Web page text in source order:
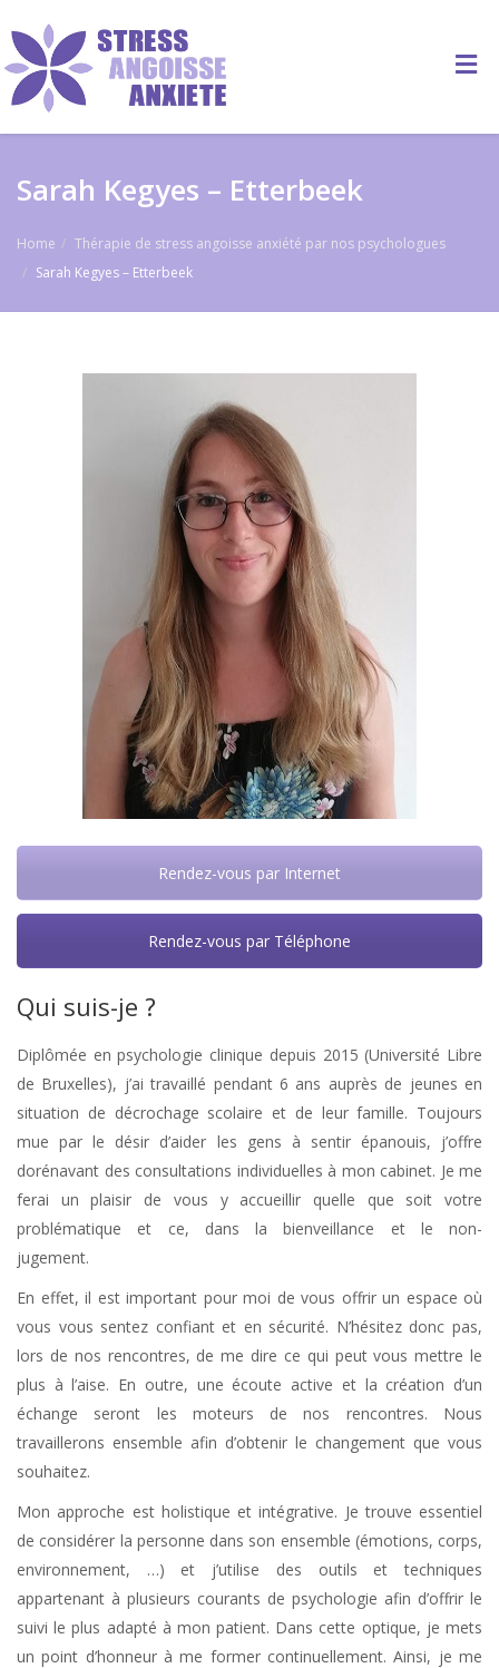
Sarah Kegyes – Etterbeek
Home
Thérapie de stress angoisse anxiété par nos psychologues
Sarah Kegyes – Etterbeek
Qui suis-je ?
Diplômée en psychologie clinique depuis 2015 (Université Libre
de Bruxelles), j’ai travaillé pendant 6 ans auprès de jeunes en
situation de décrochage scolaire et de leur famille. Toujours
mue par le désir d’aider les gens à sentir épanouis, j’offre
dorénavant des consultations individuelles à mon cabinet. Je me
ferai un plaisir de vous y accueillir quelle que soit votre
problématique et ce, dans la bienveillance et le non-
jugement.
En effet, il est important pour moi de vous offrir un espace où
vous vous sentez confiant et en sécurité. N’hésitez donc pas,
lors de nos rencontres, de me dire ce qui peut vous mettre le
plus à l’aise. En outre, une écoute active et la création d’un
échange seront les moteurs de nos rencontres. Nous
travaillerons ensemble afin d’obtenir le changement que vous
souhaitez.
Mon approche est holistique et intégrative. Je trouve essentiel
de considérer la personne dans son ensemble (émotions, corps,
environnement, …) et j’utilise des outils et techniques
appartenant à plusieurs courants de psychologie afin d’offrir le
suivi le plus adapté à mon patient. Dans cette optique, je mets
un point d’honneur à me former continuellement. Ainsi, je me
Rendez-vous par Internet
Rendez-vous par Téléphone